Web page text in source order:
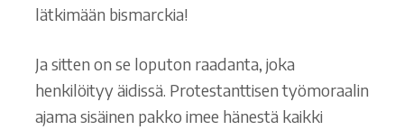
lätkimään bismarckia!
Ja sitten on se loputon raadanta, joka
henkilöityy äidissä. Protestanttisen työmoraalin
ajama sisäinen pakko imee hänestä kaikki